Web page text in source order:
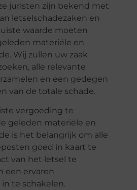
juristen zijn bekend met
letselschadezaken en
waarde moeten
materiële en
Wij zullen uw zaak
alle relevante
en een gedegen
van de totale schade.
vergoeding te
geleden materiële en
is het belangrijk om alle
goed in kaart te
van het letsel te
een ervaren
te schakelen.